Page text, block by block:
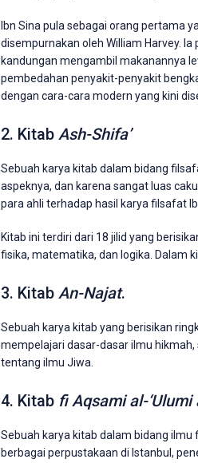
Ibn Sina pula sebagai orang pertama
disempurnakan oleh William Harvey.
kandungan mengambil makanannya
pembedahan penyakit-penyakit
dengan cara-cara modern yang kini
2. Kitab Ash-Shifa’
Sebuah karya kitab dalam bidang
aspeknya, dan karena sangat luas
para ahli terhadap hasil karya filsafat
Kitab ini terdiri dari 18 jilid yang
fisika, matematika, dan logika. Dalam
3. Kitab An-Najat.
Sebuah karya kitab yang berisikan
mempelajari dasar-dasar ilmu
tentang ilmu Jiwa.
4. Kitab fi Aqsami al-‘Ulumi
Sebuah karya kitab dalam bidang
berbagai perpustakaan di Istanbul,